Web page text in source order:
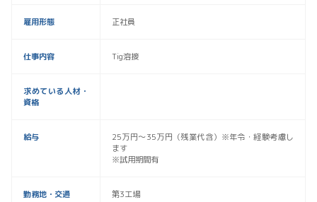
雇用形態 正社員
仕事内容 Tig溶接
求めている人材・
資格
給与
25万円〜35万円（残業代含）※年令・経験考慮し
ます
※試用期間有
勤務地・交通 第3工場